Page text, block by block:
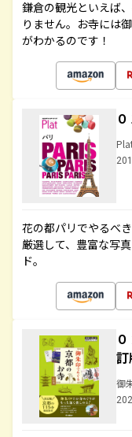
鎌倉の観光といえば
りません。お寺には
がわかるのです！
花の都パリでやるべ
厳選して、豊富な写
ド。
御